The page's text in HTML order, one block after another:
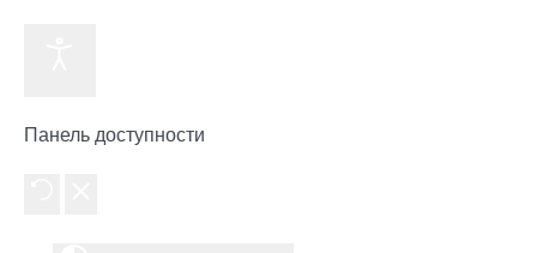
Панель доступности